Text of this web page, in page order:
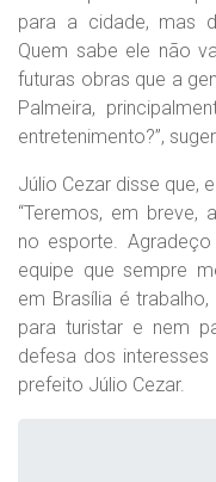
para a cidade, mas
Quem sabe ele não
futuras obras que a
Palmeira,
entretenimento?”,
Júlio Cezar disse que,
“Teremos, em breve,
no esporte.
equipe que sempre
em Brasília é
para turistar e nem
defesa dos interesses
prefeito Júlio Cezar.